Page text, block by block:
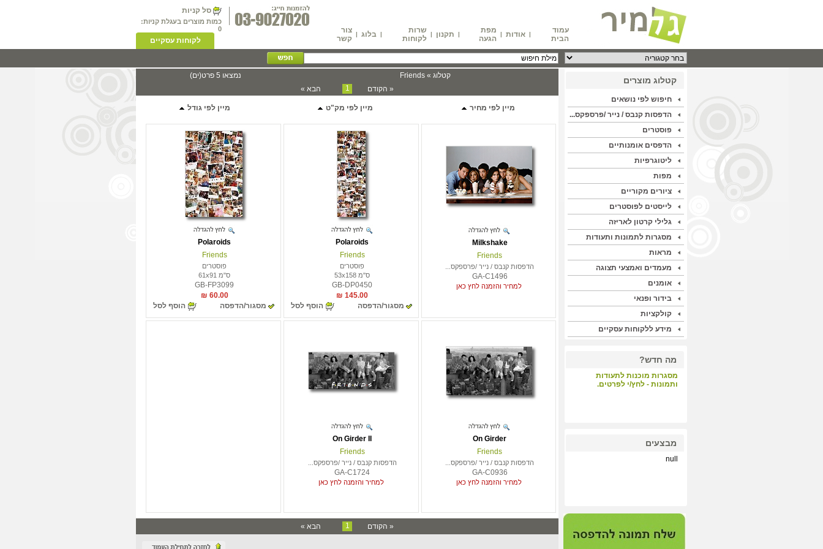
עמוד
הבית
| אודות |
מפת
הגעה
| תקנון |
שרות
לקוחות
| בלוג | צור
קשר
סל קניות
כמות מוצרים בעגלת קניות:
0
לקוחות עסקיים
קטלוג מוצרים
חיפוש לפי נושאים
הדפסות קנבס / נייר /פרספקס...
פוסטרים
הדפסים אומנותיים
ליטוגרפיות
מפות
ציורים מקוריים
לייסטים לפוסטרים
גלילי קרטון לאריזה
מסגרות לתמונות ותעודות
מראות
מעמדים ואמצעי תצוגה
אומנים
בידור ופנאי
קולקציות
מידע ללקוחות עסקיים
מה חדש?
מסגרות מוכנות לתעודות
ותמונות - לחץ/י לפרטים.
וסימולציה - לחץ/י לפרטים.
מבצעים
null
קטלוג » Friends
נמצאו 5 פרט(ים)
« הקודם
1 הבא »
מיין לפי מחיר מיין לפי מק"ט מיין לפי גודל
Milkshake
Friends
הדפסות קנבס / נייר /פרספקס...
GA-C1496
למחיר והזמנה לחץ כאן
Polaroids
Friends
פוסטרים
ס"מ 53x158
GB-DP0450
145.00 ₪
מסגור/הדפסה
הוסף לסל
Polaroids
Friends
פוסטרים
ס"מ 61x91
GB-FP3099
60.00 ₪
מסגור/הדפסה
הוסף לסל
On Girder
Friends
הדפסות קנבס / נייר /פרספקס...
GA-C0936
למחיר והזמנה לחץ כאן
On Girder II
Friends
הדפסות קנבס / נייר /פרספקס...
GA-C1724
למחיר והזמנה לחץ כאן
« הקודם 1 הבא »